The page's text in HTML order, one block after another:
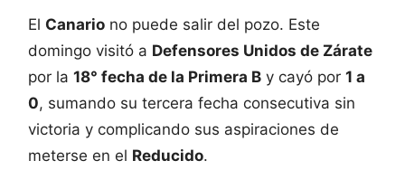
El Canario no puede salir del pozo. Este
domingo visitó a Defensores Unidos de Zárate
por la 18° fecha de la Primera B y cayó por 1 a
0, sumando su tercera fecha consecutiva sin
victoria y complicando sus aspiraciones de
meterse en el Reducido.